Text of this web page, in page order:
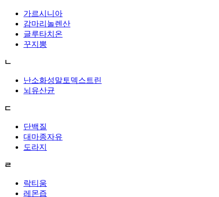
가르시니아
감마리놀렌산
글루타치온
꾸지뽕
ㄴ
난소화성말토덱스트린
뇌유산균
ㄷ
단백질
대마종자유
도라지
ㄹ
락티움
레몬즙